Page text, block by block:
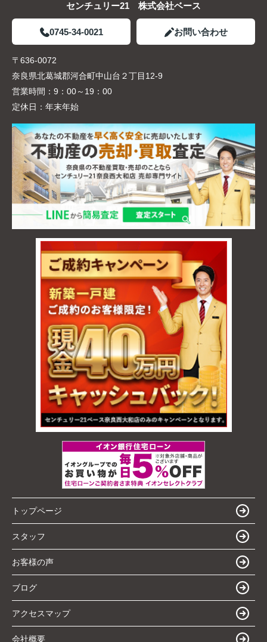
センチュリー21 株式会社ベース
0745-34-0021 お問い合わせ
〒636-0072
奈良県北葛城郡河合町中山台２丁目12-9
営業時間： 9：00～19：00
定休日： 年末年始
トップページ
スタッフ
お客様の声
ブログ
アクセスマップ
会社概要